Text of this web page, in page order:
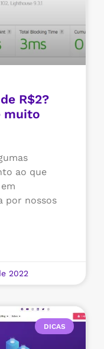
R$2?
muito
ao que
por nossos
2022
DICAS